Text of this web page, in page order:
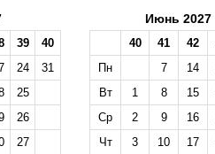
39
40
24
31
25
26
27
Июнь 2027
40 41 42
Пн
7 14
Вт
1 8 15
Ср
2 9 16
Чт
3 10 17